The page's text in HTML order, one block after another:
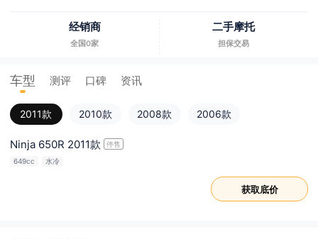
经销商
全国0家
二手摩托
担保交易
车型 测评 口碑 资讯
2011款 2010款 2008款 2006款
Ninja 650R 2011款
停售
649cc
水冷
获取底价